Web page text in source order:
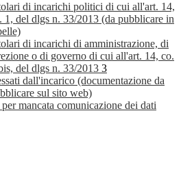
di incarichi politici di cui all'art. 14,
1, del dlgs n. 33/2013 (da pubblicare in
di incarichi di amministrazione, di
o di governo di cui all'art. 14, co.
del dlgs n. 33/2013 3
dall'incarico (documentazione da
sul sito web)
mancata comunicazione dei dati